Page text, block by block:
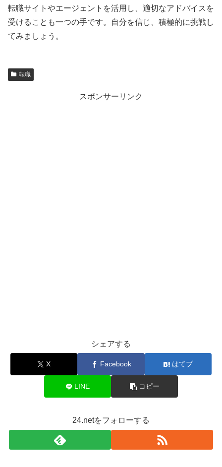
転職サイトやエージェントを活用し、適切なアドバイスを
受けることも一つの手です。自分を信じ、積極的に挑戦し
てみましょう。
転職
スポンサーリンク
シェアする
X Facebook はてブ
LINE コピー
24.netをフォローする